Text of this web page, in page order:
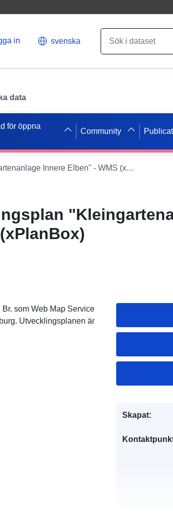
in svenska
data
för öppna
Community
B-Plan 6-025 Utvecklingsplan "Kleingartenanlage Innere Elben" - WMS (xPlanBox)
som Web Map Service
Utvecklingsplanen är
Skapat: